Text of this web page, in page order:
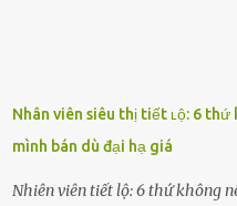
Nhân viên siêu thị tiết ʟộ: 6
mình bán dù đại hạ giá
Nhiên viên tiết lộ: 6 thứ không